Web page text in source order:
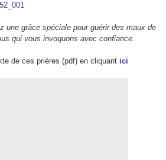
une grâce spéciale pour guérir des maux de
qui vous invoquons avec confiance.
de ces prières (pdf) en cliquant ici